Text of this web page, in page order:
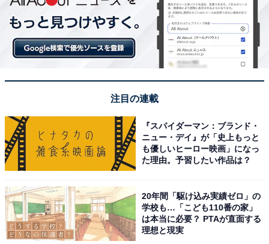
注目の連載
『スパイダーマン：ブランド・
ニュー・デイ』が「史上もっと
も優しいヒーロー映画」になっ
た理由。予習したい作品は？
20年間「駆け込み実績ゼロ」の
学校も…「こども110番の家」
は本当に必要？ PTAが直面する
理想と現実